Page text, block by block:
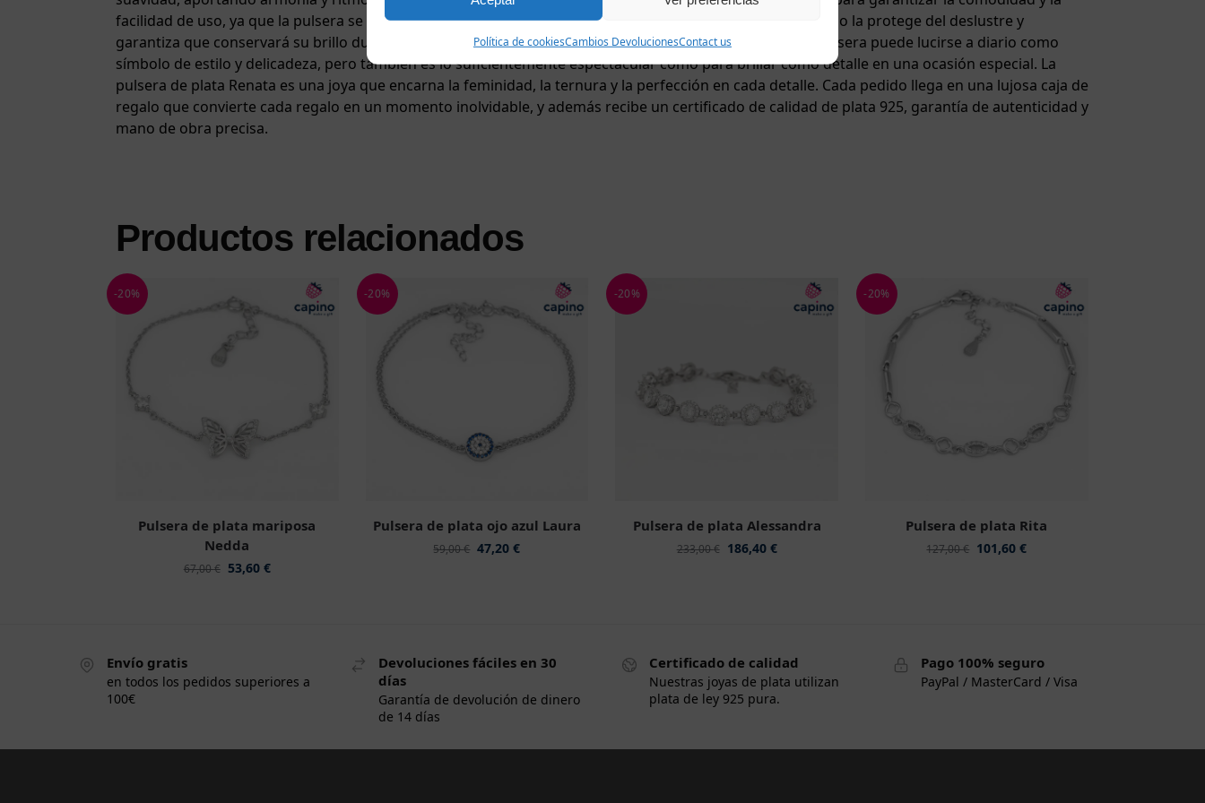
Política de cookiesCambios DevolucionesContact us
facilidad de uso, ya que la pulsera se adapta suavemente a la muñeca y realza su elegancia. El baño de rodio la protege del deslustre y
garantiza que conservará su brillo durante mucho tiempo, tan radiante como el día que la recibió. Esta pulsera puede lucirse a diario como
símbolo de estilo y delicadeza, pero también es lo suficientemente espectacular como para brillar como detalle en una ocasión especial. La
pulsera de plata Renata es una joya que encarna la feminidad, la ternura y la perfección en cada detalle. Cada pedido llega en una lujosa caja de
regalo que convierte cada regalo en un momento inolvidable, y además recibe un certificado de calidad de plata 925, garantía de autenticidad y
mano de obra precisa.
Productos relacionados
-20%
Pulsera de plata mariposa
Nedda
67,00€ 53,60 €
-20%
Pulsera de plata ojo azul Laura
59,00€ 47,20€
-20%
Pulsera de plata Alessandra
233,00€ 186,40 €
-20%
Pulsera de plata Rita
127,00€ 101,60€
Envío gratis
en todos los pedidos superiores a
100€
Devoluciones fáciles en 30
días
Garantía de devolución de dinero
de 14 días
Certificado de calidad
Nuestras joyas de plata utilizan
plata de ley 925 pura.
Pago 100% seguro
PayPal / MasterCard / Visa